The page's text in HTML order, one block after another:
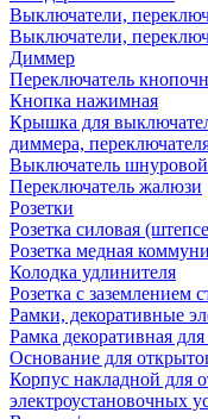
Выключатели,
Выключатели,
Диммер
Переключатель
Кнопка нажимная
Крышка для
диммера,
Выключатель
Переключатель жалюзи
Розетки
Розетка силовая
Розетка медная
Колодка удлинителя
Розетка с заземлением
Рамки, декоративные
Рамка декоративная
Основание для
Корпус накладной для
электроустановочных